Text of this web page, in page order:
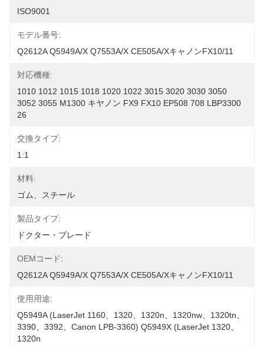
ISO9001
モデル番号:
Q2612A Q5949A/X Q7553A/X CE505A/XキャノンFX10/11
対応機種:
1010 1012 1015 1018 1020 1022 3015 3020 3030 3050
3052 3055 M1300 キヤノン FX9 FX10 EP508 708 LBP3300
26
交換タイプ:
1:1
材料:
ゴム、スチール
製品タイプ:
ドクター・ブレード
OEMコード:
Q2612A Q5949A/X Q7553A/X CE505A/XキャノンFX10/11
使用用途:
Q5949A (LaserJet 1160、1320、1320n、1320nw、1320tn、
3390、3392、Canon LPB-3360) Q5949X (LaserJet 1320、
1320n